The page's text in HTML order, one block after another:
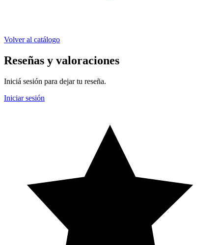
Volver al catálogo
Reseñas y valoraciones
Iniciá sesión para dejar tu reseña.
Iniciar sesión